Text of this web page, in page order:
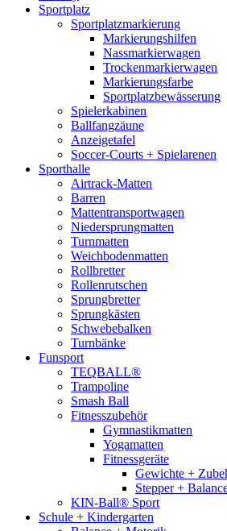
Sportplatz
Sportplatzmarkierung
Markierungshilfen
Nassmarkierwagen
Trockenmarkierwagen
Markierungsfarbe
Sportplatzbewässerung
Spielerkabinen
Ballfangzäune
Anzeigetafel
Soccer-Courts + Spielarenen
Sporthalle
Airtrack-Matten
Barren
Mattentransportwagen
Niedersprungmatten
Turnmatten
Weichbodenmatten
Rollbretter
Rollenrutschen
Sprungbretter
Sprungkästen
Schwebebalken
Turnbänke
Funsport
TEQBALL®
Trampoline
Smash Ball
Fitnesszubehör
Gymnastikmatten
Yogamatten
Fitnessgeräte
Gewichte +
Stepper +
KIN-Ball® Sport
Schule + Kindergarten